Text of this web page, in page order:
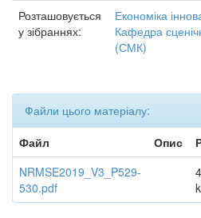
Розташовується
у зібраннях:
Економіка
Кафедра
(СМК)
Файли цього матеріалу:
Файл
Опис
NRMSE2019_V3_P529-
530.pdf